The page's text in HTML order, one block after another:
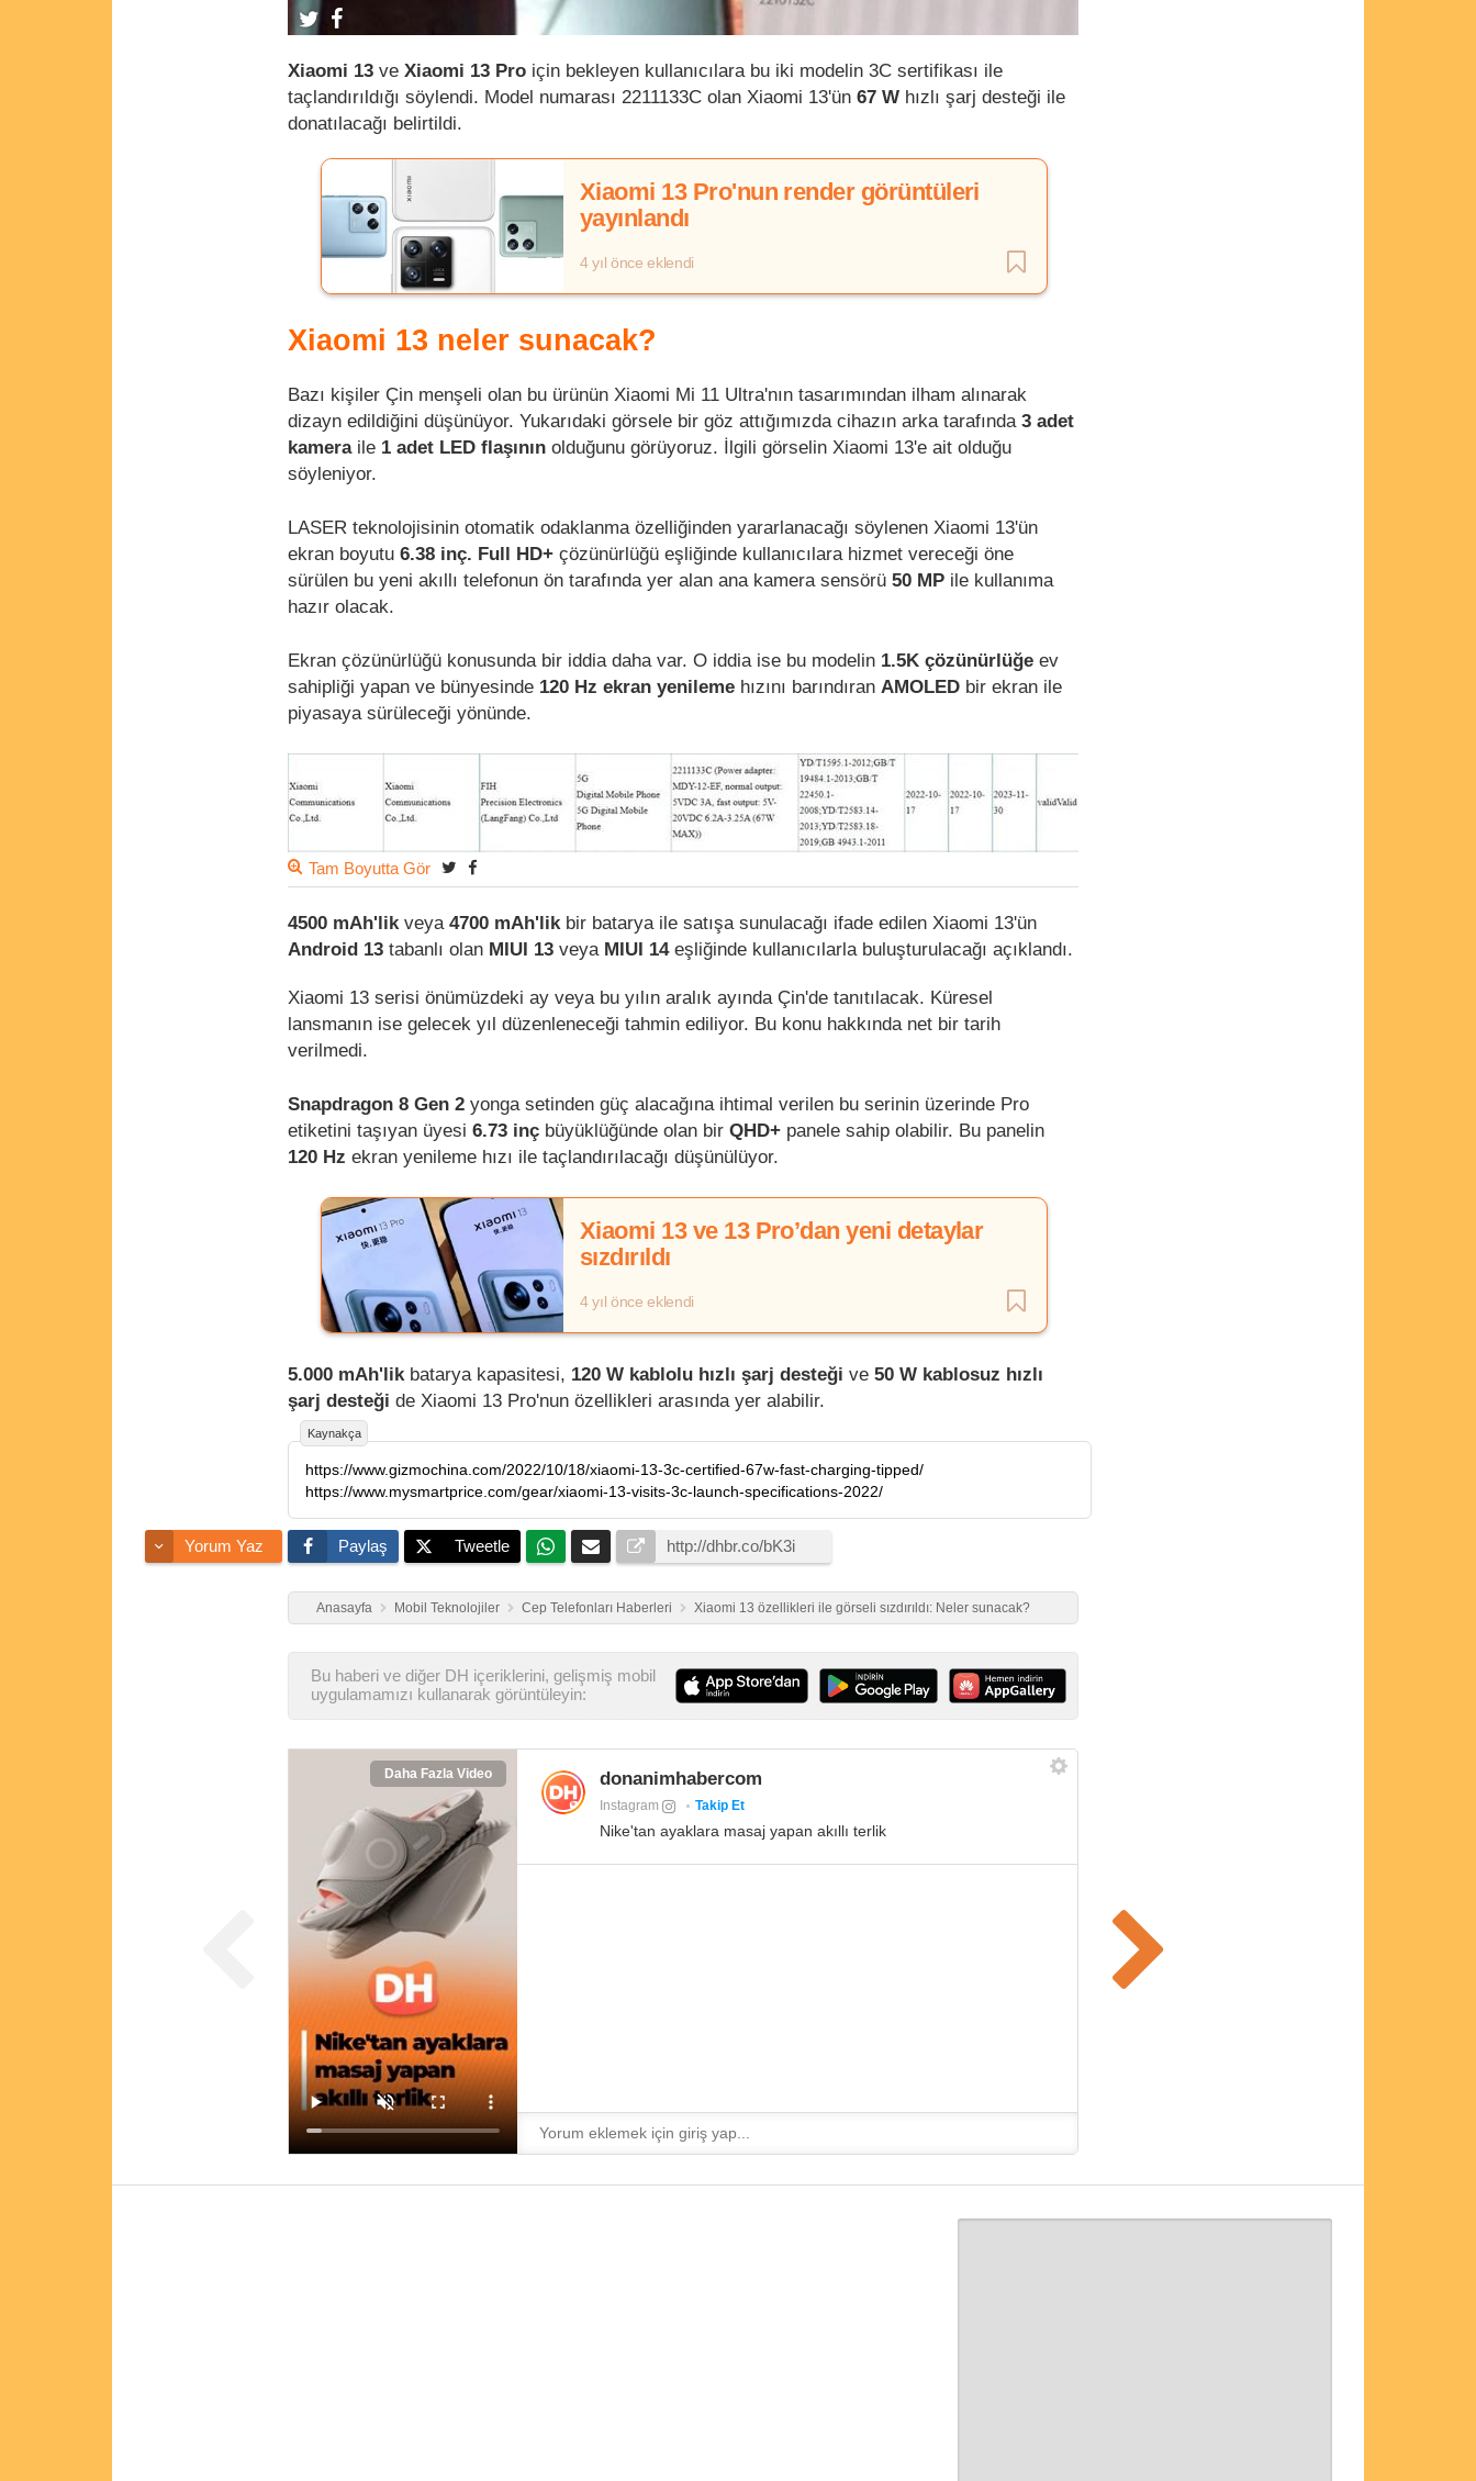
Xiaomi 13 ve Xiaomi 13 Pro için bekleyen kullanıcılara bu iki modelin 3C sertifikası ile
taçlandırıldığı söylendi. Model numarası 2211133C olan Xiaomi 13'ün 67 W hızlı şarj desteği ile
donatılacağı belirtildi.
Xiaomi 13 Pro'nun render görüntüleri
yayınlandı
4 yıl önce eklendi
Xiaomi 13 neler sunacak?
Bazı kişiler Çin menşeli olan bu ürünün Xiaomi Mi 11 Ultra'nın tasarımından ilham alınarak
dizayn edildiğini düşünüyor. Yukarıdaki görsele bir göz attığımızda cihazın arka tarafında 3 adet
kameraile 1 adet LED flaşının olduğunu görüyoruz. İlgili görselin Xiaomi 13'e ait olduğu
söyleniyor.
LASER teknolojisinin otomatik odaklanma özelliğinden yararlanacağı söylenen Xiaomi 13'ün
ekran boyutu 6.38 inç. Full HD+ çözünürlüğü eşliğinde kullanıcılara hizmet vereceği öne
sürülen bu yeni akıllı telefonun ön tarafında yer alan ana kamera sensörü 50 MP ile kullanıma
hazır olacak.
Ekran çözünürlüğü konusunda bir iddia daha var. O iddia ise bu modelin 1.5K çözünürlüğe ev
sahipliği yapan ve bünyesinde 120 Hz ekran yenileme hızını barındıran AMOLED bir ekran ile
piyasaya sürüleceği yönünde.
Tam Boyutta Gör
4500 mAh'likveya 4700 mAh'likbir batarya ile satışa sunulacağı ifade edilen Xiaomi 13'ün
Android 13 tabanlı olan MIUI 13 veya MIUI 14eşliğinde kullanıcılarla buluşturulacağı açıklandı.
Xiaomi 13 serisi önümüzdeki ay veya bu yılın aralık ayında Çin'de tanıtılacak. Küresel
lansmanın ise gelecek yıl düzenleneceği tahmin ediliyor. Bu konu hakkında net bir tarih
verilmedi.
Snapdragon 8 Gen 2 yonga setinden güç alacağına ihtimal verilen bu serinin üzerinde Pro
etiketini taşıyan üyesi 6.73 inç büyüklüğünde olan bir QHD+ panele sahip olabilir. Bu panelin
120 Hz ekran yenileme hızı ile taçlandırılacağı düşünülüyor.
Xiaomi 13 ve 13 Pro’dan yeni detaylar
sızdırıldı
4 yıl önce eklendi
5.000 mAh'likbatarya kapasitesi, 120 W kablolu hızlı şarj desteği ve 50 W kablosuz hızlı
şarj desteği de Xiaomi 13 Pro'nun özellikleri arasında yer alabilir.
Kaynakça
https://www.gizmochina.com/2022/10/18/xiaomi-13-3c-certified-67w-fast-charging-tipped/
https://www.mysmartprice.com/gear/xiaomi-13-visits-3c-launch-specifications-2022/
Yorum Yaz Paylaş Tweetle
Anasayfa Mobil Teknolojiler Cep Telefonları Haberleri Xiaomi 13 özellikleri ile görseli sızdırıldı: Neler sunacak?
Bu haberi ve diğer DH içeriklerini, gelişmiş mobil
uygulamamızı kullanarak görüntüleyin:
Daha Fazla Video donanimhabercom
Instagram Takip Et
Nike'tan ayaklara masaj yapan akıllı terlik